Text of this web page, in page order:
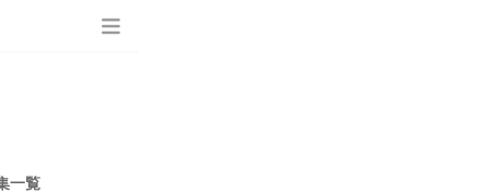
一覧